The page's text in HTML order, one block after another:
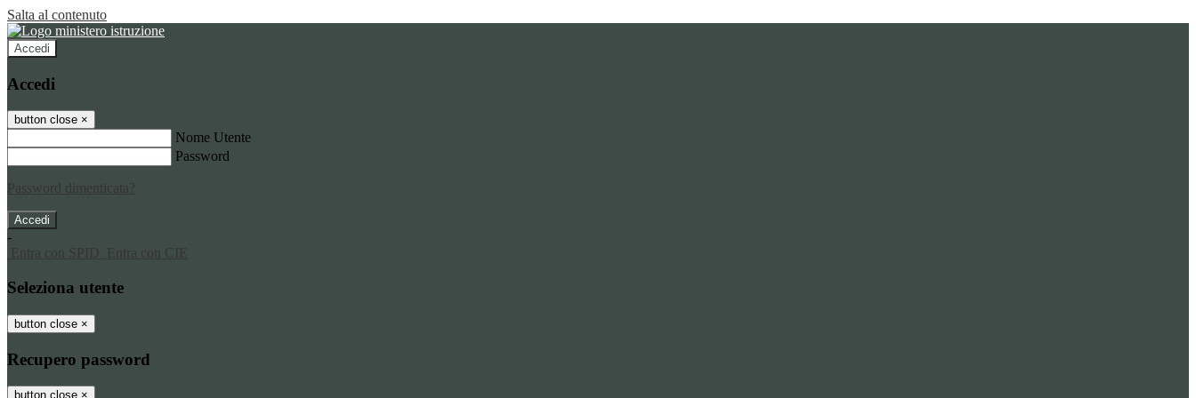
Salta al contenuto
Accedi
Accedi
button close ×
Nome Utente
Password
Password dimenticata?
-
Entra con SPID
Entra con CIE
Seleziona utente
button close ×
Recupero password
button close ×